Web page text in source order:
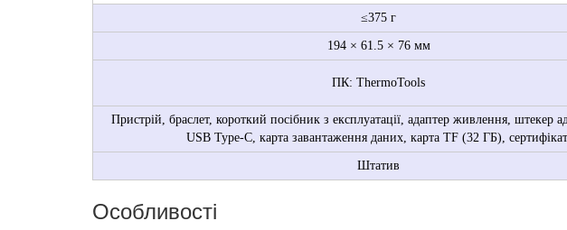
≤375 г
194 × 61.5 × 76 мм
ПК: ThermoTools
Пристрій, браслет, короткий посібник з експлуатації, адаптер живлення, штекер
USB Type-C, карта завантаження даних, карта TF (32 ГБ), сертифікат
Штатив
Особливості